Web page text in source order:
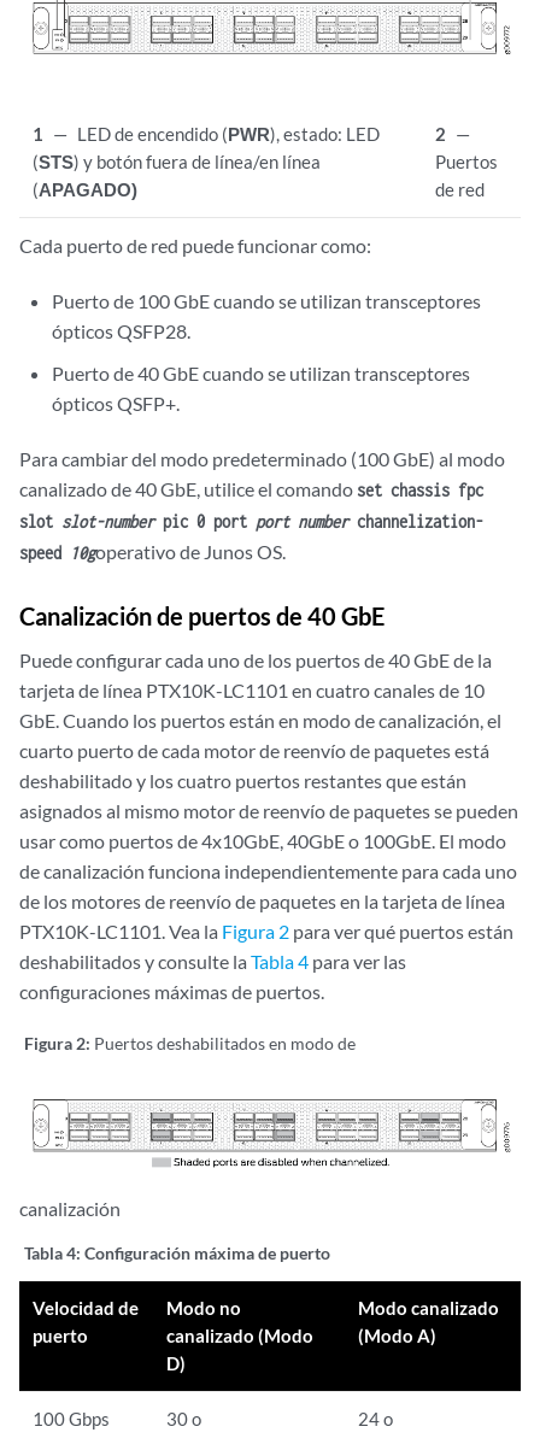
1 — LED de encendido (PWR), estado: LED
(STS) y botón fuera de línea/en línea
(APAGADO)
2 —
Puertos
de red
Cada puerto de red puede funcionar como:
Puerto de 100 GbE cuando se utilizan transceptores
ópticos QSFP28.
Puerto de 40 GbE cuando se utilizan transceptores
ópticos QSFP+.
Para cambiar del modo predeterminado (100 GbE) al modo
canalizado de 40 GbE, utilice el comando set chassis fpc
slot slot-numberpic 0 port port numberchannelization-
speed 10goperativo de Junos OS.
Canalización de puertos de 40 GbE
Puede configurar cada uno de los puertos de 40 GbE de la
tarjeta de línea PTX10K-LC1101 en cuatro canales de 10
GbE. Cuando los puertos están en modo de canalización, el
cuarto puerto de cada motor de reenvío de paquetes está
deshabilitado y los cuatro puertos restantes que están
asignados al mismo motor de reenvío de paquetes se pueden
usar como puertos de 4x10GbE, 40GbE o 100GbE. El modo
de canalización funciona independientemente para cada uno
de los motores de reenvío de paquetes en la tarjeta de línea
PTX10K-LC1101. Vea la Figura 2 para ver qué puertos están
deshabilitados y consulte la Tabla 4 para ver las
configuraciones máximas de puertos.
Figura 2: Puertos deshabilitados en modo de
canalización
Tabla 4: Configuración máxima de puerto
Velocidad de
puerto
Modo no
canalizado (Modo
D)
Modo canalizado
(Modo A)
100 Gbps 30 o 24 o